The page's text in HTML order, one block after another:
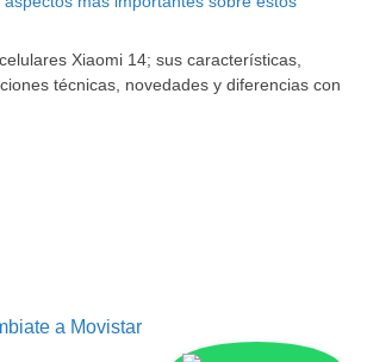
Xiaomi 14; sus características,
técnicas, novedades y diferencias con